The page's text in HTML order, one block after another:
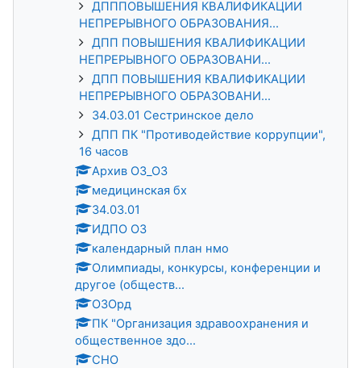
ДПППОВЫШЕНИЯ КВАЛИФИКАЦИИ
НЕПРЕРЫВНОГО ОБРАЗОВАНИЯ...
ДПП ПОВЫШЕНИЯ КВАЛИФИКАЦИИ
НЕПРЕРЫВНОГО ОБРАЗОВАНИ...
ДПП ПОВЫШЕНИЯ КВАЛИФИКАЦИИ
НЕПРЕРЫВНОГО ОБРАЗОВАНИ...
34.03.01 Сестринское дело
ДПП ПК "Противодействие коррупции",
16 часов
Архив ОЗ_ОЗ
медицинская бх
34.03.01
ИДПО ОЗ
календарный план нмо
Олимпиады, конкурсы, конференции и
другое (обществ...
ОЗОрд
ПК "Организация здравоохранения и
общественное здо...
СНО